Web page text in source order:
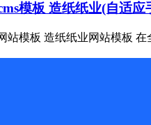
模板 造纸纸业(自适应
站模板 造纸纸业网站模板